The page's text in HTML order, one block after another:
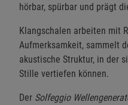
hörbar, spürbar und prägt
Klangschalen arbeiten mit
Aufmerksamkeit, sammelt
akustische Struktur, in der
Stille vertiefen können.
Der Solfeggio